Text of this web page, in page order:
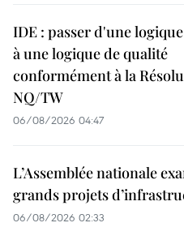
IDE : passer d'une
à une logique de qualité
conformément à la
NQ/TW
06/08/2026 04:47
L’Assemblée nationale
grands projets
06/08/2026 02:33